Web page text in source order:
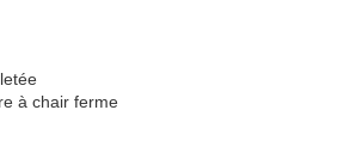
à chair ferme